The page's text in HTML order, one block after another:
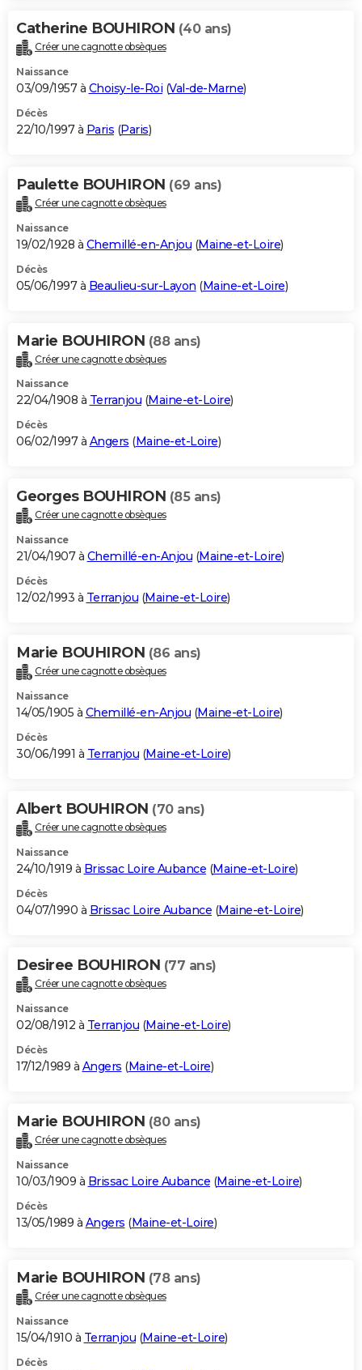
Catherine BOUHIRON (40 ans)
Créer une cagnotte obsèques
Naissance
03/09/1957 à Choisy-le-Roi (Val-de-Marne)
Décès
22/10/1997 à Paris (Paris)
Paulette BOUHIRON (69 ans)
Créer une cagnotte obsèques
Naissance
19/02/1928 à Chemillé-en-Anjou (Maine-et-Loire)
Décès
05/06/1997 à Beaulieu-sur-Layon (Maine-et-Loire)
Marie BOUHIRON (88 ans)
Créer une cagnotte obsèques
Naissance
22/04/1908 à Terranjou (Maine-et-Loire)
Décès
06/02/1997 à Angers (Maine-et-Loire)
Georges BOUHIRON (85 ans)
Créer une cagnotte obsèques
Naissance
21/04/1907 à Chemillé-en-Anjou (Maine-et-Loire)
Décès
12/02/1993 à Terranjou (Maine-et-Loire)
Marie BOUHIRON (86 ans)
Créer une cagnotte obsèques
Naissance
14/05/1905 à Chemillé-en-Anjou (Maine-et-Loire)
Décès
30/06/1991 à Terranjou (Maine-et-Loire)
Albert BOUHIRON (70 ans)
Créer une cagnotte obsèques
Naissance
24/10/1919 à Brissac Loire Aubance (Maine-et-Loire)
Décès
04/07/1990 à Brissac Loire Aubance (Maine-et-Loire)
Desiree BOUHIRON (77 ans)
Créer une cagnotte obsèques
Naissance
02/08/1912 à Terranjou (Maine-et-Loire)
Décès
17/12/1989 à Angers (Maine-et-Loire)
Marie BOUHIRON (80 ans)
Créer une cagnotte obsèques
Naissance
10/03/1909 à Brissac Loire Aubance (Maine-et-Loire)
Décès
13/05/1989 à Angers (Maine-et-Loire)
Marie BOUHIRON (78 ans)
Créer une cagnotte obsèques
Naissance
15/04/1910 à Terranjou (Maine-et-Loire)
Décès